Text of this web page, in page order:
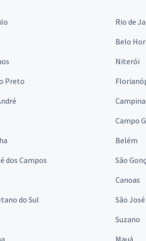
Rio de
Belo
Niterói
Preto
Campo
Belém
dos Campos São
Canoas
do Sul São José
Suzano